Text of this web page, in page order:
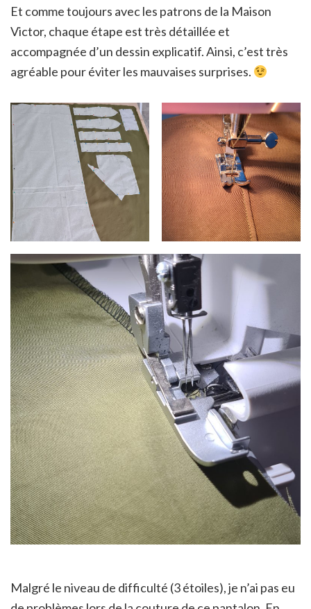
Et comme toujours avec les patrons de la Maison
Victor, chaque étape est très détaillée et
accompagnée d’un dessin explicatif. Ainsi, c’est très
agréable pour éviter les mauvaises surprises.
Malgré le niveau de difficulté (3 étoiles), je n’ai pas eu